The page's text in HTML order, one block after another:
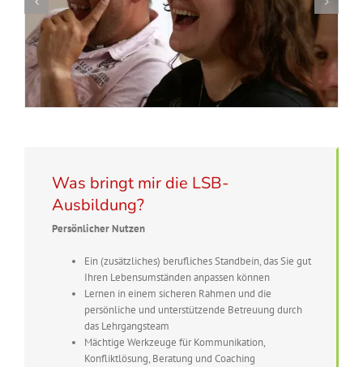
Was bringt mir die LSB-
Ausbildung?
Persönlicher Nutzen
Ein (zusätzliches) berufliches Standbein, das Sie gut
Ihren Lebensumständen anpassen können
Lernen in einem sicheren Rahmen und die
persönliche und unterstützende Betreuung durch
das Lehrgangsteam
Mächtige Werkzeuge für Kommunikation,
Konfliktlösung, Beratung und Coaching